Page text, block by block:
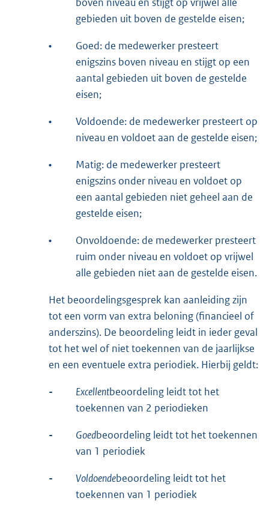
gebieden uit boven de gestelde eisen;
•
Goed: de medewerker presteert
enigszins boven niveau en stijgt op een
aantal gebieden uit boven de gestelde
eisen;
•
Voldoende: de medewerker presteert op
niveau en voldoet aan de gestelde eisen;
•
Matig: de medewerker presteert
enigszins onder niveau en voldoet op
een aantal gebieden niet geheel aan de
gestelde eisen;
•
Onvoldoende: de medewerker presteert
ruim onder niveau en voldoet op vrijwel
alle gebieden niet aan de gestelde eisen.
Het beoordelingsgesprek kan aanleiding zijn
tot een vorm van extra beloning (financieel of
anderszins). De beoordeling leidt in ieder geval
tot het wel of niet toekennen van de jaarlijkse
en een eventuele extra periodiek. Hierbij geldt:
- Excellentbeoordeling leidt tot het
toekennen van 2 periodieken
- Goedbeoordeling leidt tot het toekennen
van 1 periodiek
- Voldoendebeoordeling leidt tot het
toekennen van 1 periodiek